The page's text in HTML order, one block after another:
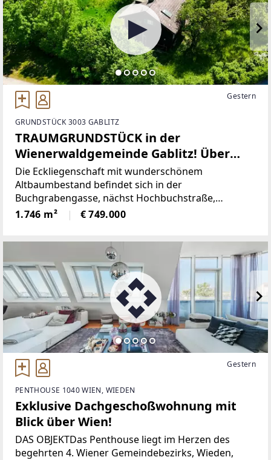
Gestern
GRUNDSTÜCK 3003 GABLITZ
TRAUMGRUNDSTÜCK in der
Wienerwaldgemeinde Gablitz! Über
1.700 qm Eigengrund - Teilung in 2
Parzellen möglich
Die Eckliegenschaft mit wunderschönem
Altbaumbestand befindet sich in der
Buchgrabengasse, nächst Hochbuchstraße,
nur wenige Minuten vom Gablitzer Ortskern
entfernt. Mitte des 19. Jahrhunderts wurde Gablitz
1.746 m² € 749.000
Gestern
PENTHOUSE 1040 WIEN, WIEDEN
Exklusive Dachgeschoßwohnung mit
Blick über Wien!
DAS OBJEKTDas Penthouse liegt im Herzen des
begehrten 4. Wiener Gemeindebezirks, Wieden,